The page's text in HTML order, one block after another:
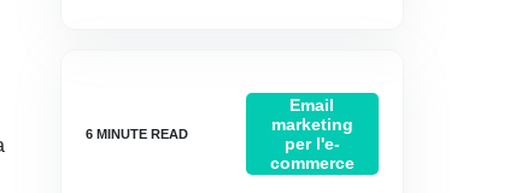
Email
marketing
per l'e-
commerce